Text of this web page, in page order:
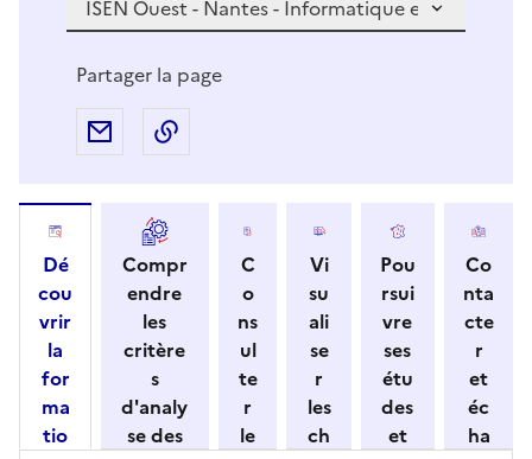
v
z
Partager la page
Partager par e-mail
Dé
cou
vrir
la
for
ma
tio
Compr
endre
les
critère
s
d'analy
se des
C
o
ns
ul
te
r
le
Vi
su
ali
se
r
les
ch
Pou
rsui
vre
ses
étu
des
et
Co
nta
cte
r
et
éc
ha